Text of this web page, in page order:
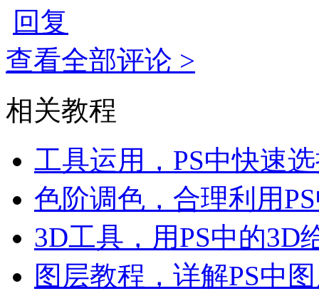
回复
查看全部评论 >
相关教程
工具运用，PS中快速
色阶调色，合理利用
3D工具，用PS中的3D
图层教程，详解PS中